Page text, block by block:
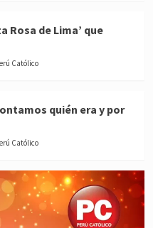
Rosa de Lima’ que
Católico
quién era y por
Católico